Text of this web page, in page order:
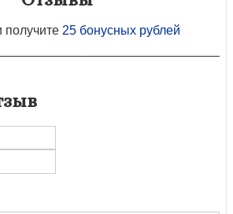
получите 25 бонусных рублей